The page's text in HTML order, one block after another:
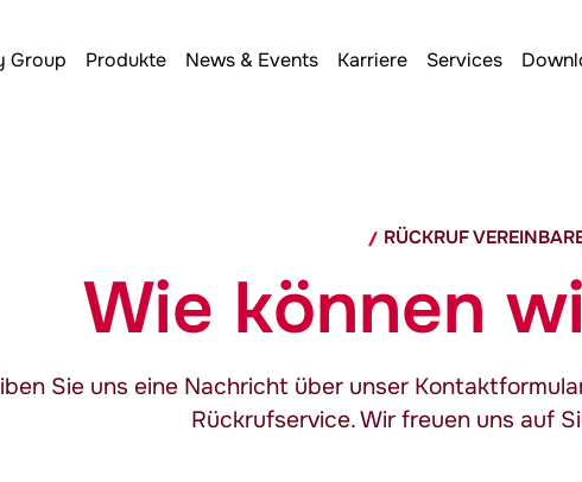
Group Produkte News & Events Karriere Services
RÜCKRUF
Wie können
Sie uns eine Nachricht über unser
Rückrufservice. Wir freuen uns auf